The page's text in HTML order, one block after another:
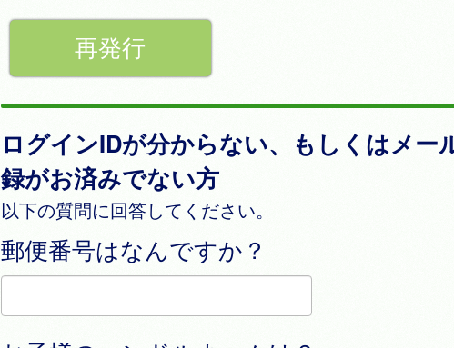
ログインIDが分からない、もしくはメー
録がお済みでない方
以下の質問に回答してください。
郵便番号はなんですか？